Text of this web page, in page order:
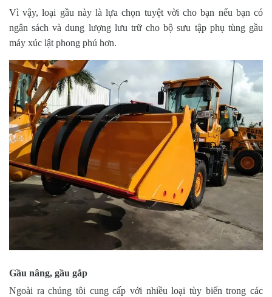
Vì vậy, loại gầu này là lựa chọn tuyệt vời cho bạn nếu bạn có
ngân sách và dung lượng lưu trữ cho bộ sưu tập phụ tùng gầu
máy xúc lật phong phú hơn.
Gầu nâng, gầu gắp
Ngoài ra chúng tôi cung cấp với nhiều loại tùy biến trong các